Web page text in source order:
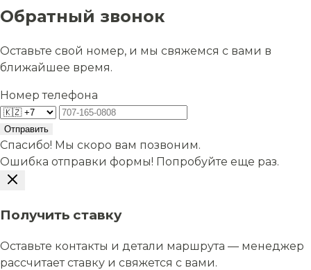
Обратный звонок
Оставьте свой номер, и мы свяжемся с вами в
ближайшее время.
Номер телефона
Отправить
Спасибо! Мы скоро вам позвоним.
Ошибка отправки формы! Попробуйте еще раз.
Получить ставку
Оставьте контакты и детали маршрута — менеджер
рассчитает ставку и свяжется с вами.